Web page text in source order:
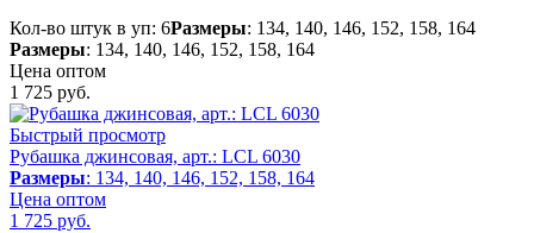
Кол-во штук в уп: 6Размеры: 134, 140, 146, 152, 158, 164
Размеры: 134, 140, 146, 152, 158, 164
Цена оптом
1 725 руб.
Быстрый просмотр
Рубашка джинсовая, арт.: LCL 6030
Размеры: 134, 140, 146, 152, 158, 164
Цена оптом
1 725 руб.